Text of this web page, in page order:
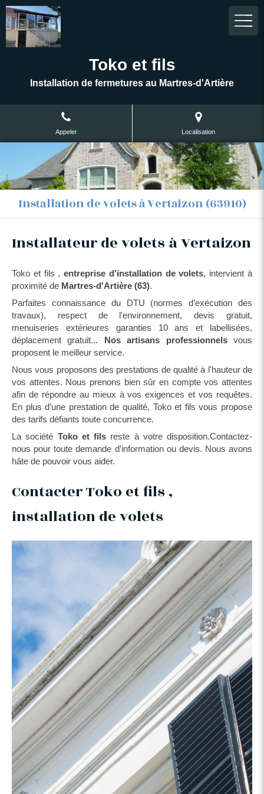
Toko et fils
Installation de fermetures au Martres-d'Artière
Appeler Localisation
Installation de volets à Vertaizon (63910)
Installateur de volets à Vertaizon
Toko et fils ,entreprise d'installation de volets, intervient à
proximité de Martres-d'Artière (63).
Parfaites connaissance du DTU (normes d’exécution des
travaux), respect de l'environnement, devis gratuit,
menuiseries extérieures garanties 10 ans et labellisées,
déplacement gratuit... Nos artisans professionnelsvous
proposent le meilleur service.
Nous vous proposons des prestations de qualité à l'hauteur de
vos attentes. Nous prenons bien sûr en compte vos attentes
afin de répondre au mieux à vos exigences et vos requêtes.
En plus d’une prestation de qualité, Toko et fils vous propose
des tarifs défiants toute concurrence.
La société Toko et fils reste à votre disposition.Contactez-
nous pour toute demande d'information ou devis. Nous avons
hâte de pouvoir vous aider.
Contacter Toko et fils ,
installation de volets